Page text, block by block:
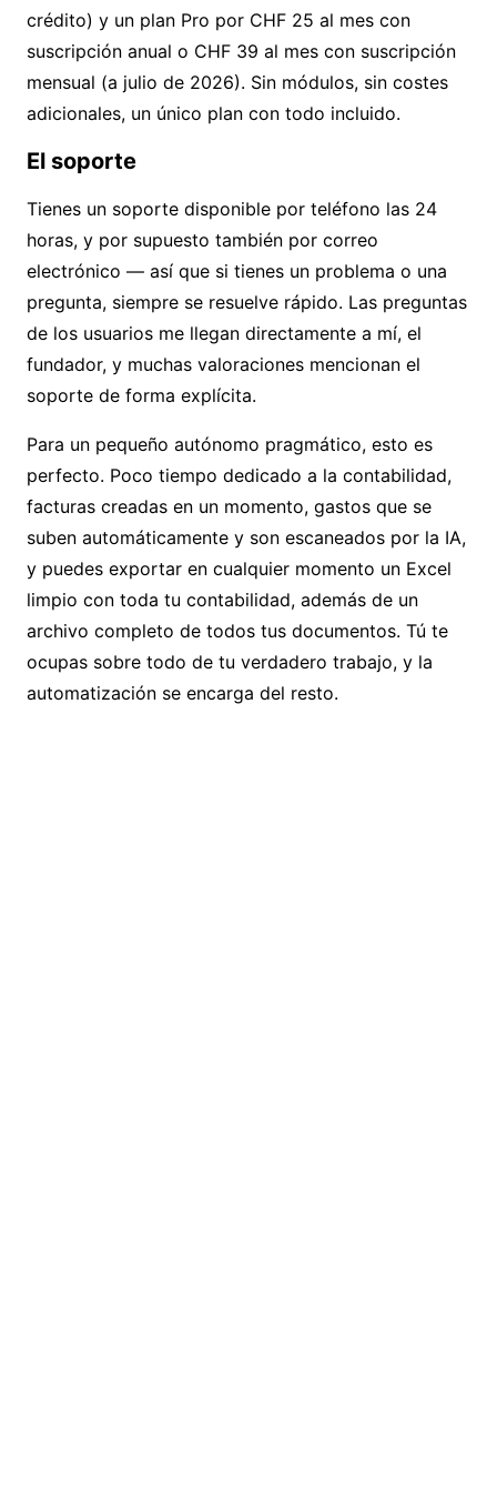
crédito) y un plan Pro por CHF 25 al mes con
suscripción anual o CHF 39 al mes con suscripción
mensual (a julio de 2026). Sin módulos, sin costes
adicionales, un único plan con todo incluido.
El soporte
Tienes un soporte disponible por teléfono las 24
horas, y por supuesto también por correo
electrónico — así que si tienes un problema o una
pregunta, siempre se resuelve rápido. Las preguntas
de los usuarios me llegan directamente a mí, el
fundador, y muchas valoraciones mencionan el
soporte de forma explícita.
Para un pequeño autónomo pragmático, esto es
perfecto. Poco tiempo dedicado a la contabilidad,
facturas creadas en un momento, gastos que se
suben automáticamente y son escaneados por la IA,
y puedes exportar en cualquier momento un Excel
limpio con toda tu contabilidad, además de un
archivo completo de todos tus documentos. Tú te
ocupas sobre todo de tu verdadero trabajo, y la
automatización se encarga del resto.